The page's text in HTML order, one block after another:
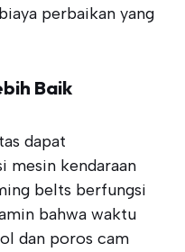
perbaikan yang
Baik
dapat
mesin kendaraan
belts berfungsi
bahwa waktu
dan poros cam